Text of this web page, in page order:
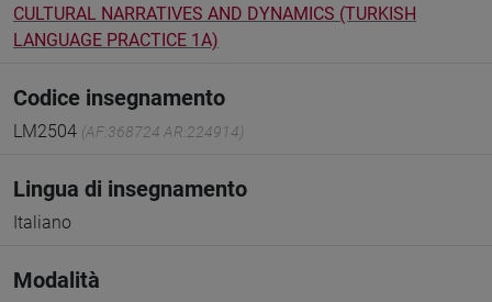
CULTURAL NARRATIVES AND DYNAMICS (TURKISH
LANGUAGE PRACTICE 1A)
Codice insegnamento
LM2504 (AF:368724 AR:224914)
Lingua di insegnamento
Italiano
Modalità